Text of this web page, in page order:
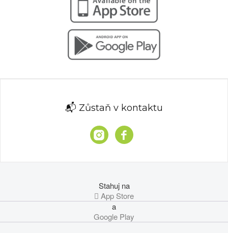
📬 Zůstaň v kontaktu
Stahuj na
 App Store
a
Google Play